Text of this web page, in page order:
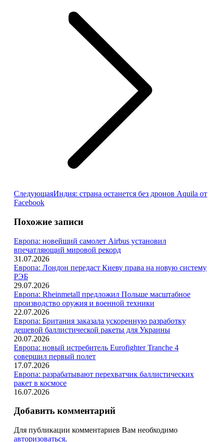
СледующаяСледующая
Индия: страна останется без дронов Aquila от
Facebook
Похожие записи
Европа: новейший самолет Airbus установил
впечатляющий мировой рекорд
31.07.2026
Европа: Лондон передаст Киеву права на новую систему
РЭБ
29.07.2026
Европа: Rheinmetall предложил Польше масштабное
производство оружия и военной техники
22.07.2026
Европа: Британия заказала ускоренную разработку
дешевой баллистической ракеты для Украины
20.07.2026
Европа: новый истребитель Eurofighter Tranche 4
совершил первый полет
17.07.2026
Европа: разрабатывают перехватчик баллистических
ракет в космосе
16.07.2026
Добавить комментарий
Для публикации комментариев Вам необходимо
авторизоваться.